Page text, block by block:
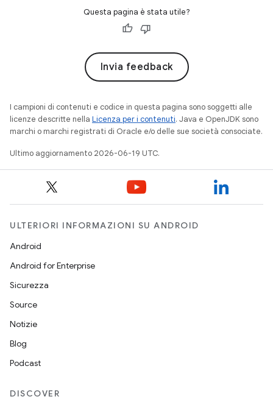
Questa pagina è stata utile?
Invia feedback
I campioni di contenuti e codice in questa pagina sono soggetti alle
licenze descritte nella Licenza per i contenuti. Java e OpenJDK sono
marchi o marchi registrati di Oracle e/o delle sue società consociate.
Ultimo aggiornamento 2026-06-19 UTC.
ULTERIORI INFORMAZIONI SU ANDROID
Android
Android for Enterprise
Sicurezza
Source
Notizie
Blog
Podcast
DISCOVER